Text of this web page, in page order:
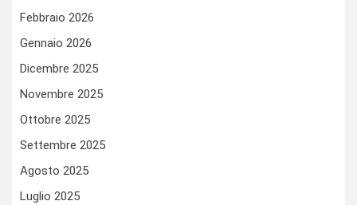
Febbraio 2026
Gennaio 2026
Dicembre 2025
Novembre 2025
Ottobre 2025
Settembre 2025
Agosto 2025
Luglio 2025